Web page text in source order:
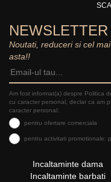
NEWSLETTER
Noutati, reduceri si cel
asta!!
Am fost informat(a) despre Politica
cu caracter personal, declar ca am
caracter personal:
pentru ofertare comerciala
pentru activitati promotionale:
Incaltaminte dama
Incaltaminte barbati